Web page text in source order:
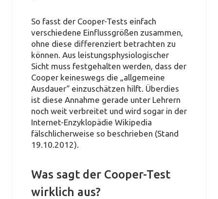
So fasst der Cooper-Tests einfach
verschiedene Einflussgrößen zusammen,
ohne diese differenziert betrachten zu
können. Aus leistungsphysiologischer
Sicht muss festgehalten werden, dass der
Cooper keineswegs die „allgemeine
Ausdauer“ einzuschätzen hilft. Überdies
ist diese Annahme gerade unter Lehrern
noch weit verbreitet und wird sogar in der
Internet-Enzyklopädie Wikipedia
fälschlicherweise so beschrieben (Stand
19.10.2012).
Was sagt der Cooper-Test
wirklich aus?